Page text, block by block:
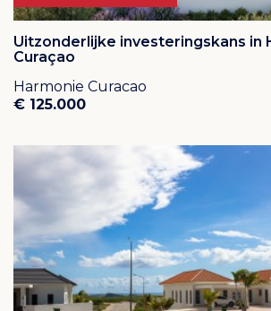
Uitzonderlijke investeringskans in
Curaçao
Harmonie Curacao
€ 125.000